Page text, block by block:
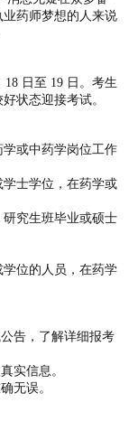
药师梦想的人来说
日至 19 日。考生
状态迎接考试。
或中药学岗位工作
士学位，在药学或
究生班毕业或硕士
位的人员，在药学
告，了解详细报考
实信息。
无误。